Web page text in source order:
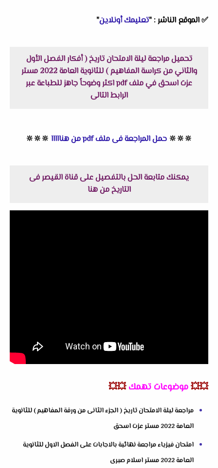
✅الموقع الناشر : "تعليمك أونلاين"
تحميل مراجعة ليلة الامتحان تاريخ ( أفكار الفصل الأول
والثاني من كراسة المفاهيم ) للثانوية العامة 2022 مستر
عزت اسحق في ملف pdf اكثر وضوحاً جاهز للطباعة عبر
الرابط التالى
🔆
🔆
🔆 حمل المراجعة فى ملف pdf من هنااااا 🔆
🔆
🔆
يمكنك متابعة الحل بالتفصيل على قناة القيصر فى
التاريخ من هنا
💥💥موضوعات تهمك 💥💥
مراجعة ليلة الامتحان تاريخ ( الجزء الثانى من ورقة المفاهيم ) للثانوية
العامة 2022 مستر عزت اسحق
امتحان فيزياء مراجعة نهائية بالاجابات على الفصل الاول للثانوية
العامة 2022 مستر اسلام صبرى